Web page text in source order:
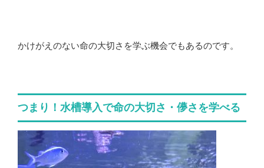
かけがえのない命の大切さを学ぶ機会でもあるのです。
つまり！水槽導入で命の大切さ・儚さを学べる